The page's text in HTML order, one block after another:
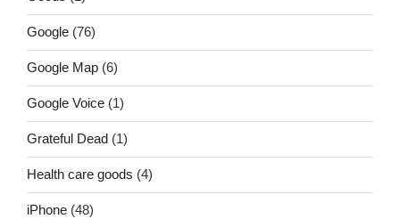
Google (76)
Google Map (6)
Google Voice (1)
Grateful Dead (1)
Health care goods (4)
iPhone (48)